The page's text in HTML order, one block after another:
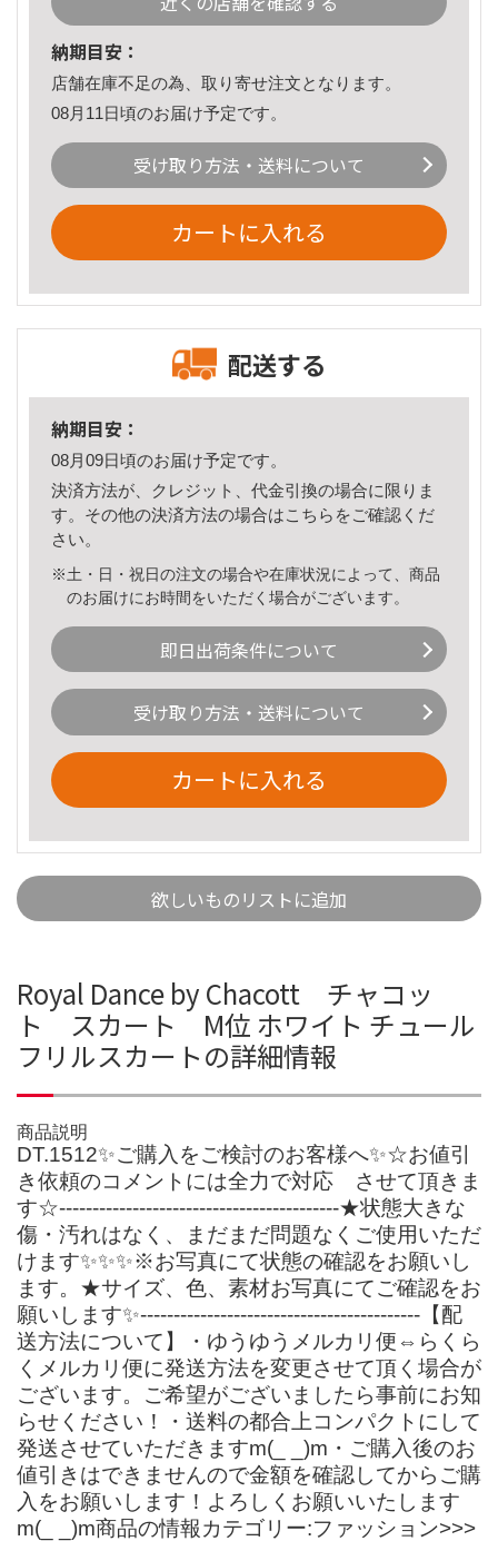
納期目安：
店舗在庫不足の為、取り寄せ注文となります。
08月11日頃のお届け予定です。
受け取り方法・送料について
カートに入れる
配送する
納期目安：
08月09日頃のお届け予定です。
決済方法が、クレジット、代金引換の場合に限りま
す。その他の決済方法の場合はこちら をご確認くだ
さい。
※土・日・祝日の注文の場合や在庫状況によって、商品
のお届けにお時間をいただく場合がございます。
即日出荷条件について
受け取り方法・送料について
カートに入れる
欲しいものリストに追加
Royal Dance by Chacott チャコッ
ト スカート M位 ホワイト チュール
フリルスカートの詳細情報
商品説明
DT.1512✨ご購入をご検討のお客様へ✨☆お値引
き依頼のコメントには全力で対応 させて頂きま
す☆------------------------------------------★状態大きな
傷・汚れはなく、まだまだ問題なくご使用いただ
けます✨✨✨※お写真にて状態の確認をお願いし
ます。★サイズ、色、素材お写真にてご確認をお
願いします✨------------------------------------------【配
送方法について】・ゆうゆうメルカリ便⇔らくら
くメルカリ便に発送方法を変更させて頂く場合が
ございます。ご希望がございましたら事前にお知
らせください！・送料の都合上コンパクトにして
発送させていただきますm(_ _)m・ご購入後のお
値引きはできませんので金額を確認してからご購
入をお願いします！よろしくお願いいたします
m(_ _)m商品の情報カテゴリー:ファッション>>>